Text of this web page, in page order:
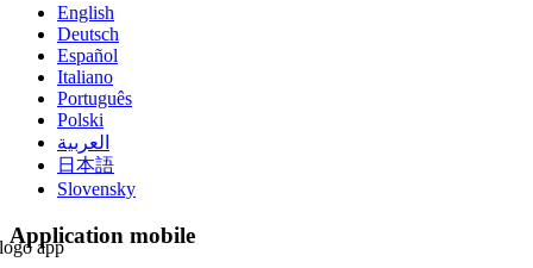
English
Deutsch
Español
Italiano
Português
Polski
العربية
日本語
Slovensky
Application mobile